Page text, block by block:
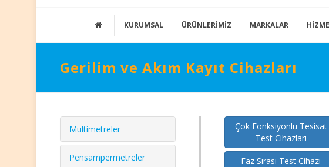
KURUMSAL ÜRÜNLERİMİZ MARKALAR
Gerilim ve Akım Kayıt Cihazları
Çok Fonksiyonlu Tesisat
Test Cihazları
Faz Sırası Test Cihazı
Multimetreler
Pensampermetreler